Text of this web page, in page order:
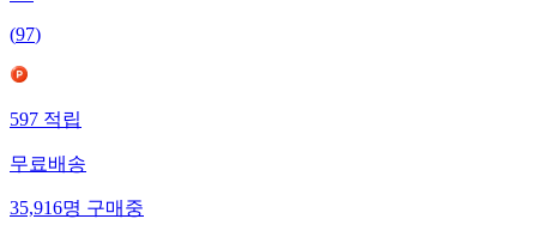
(97)
597 적립
무료배송
35,916명 구매중